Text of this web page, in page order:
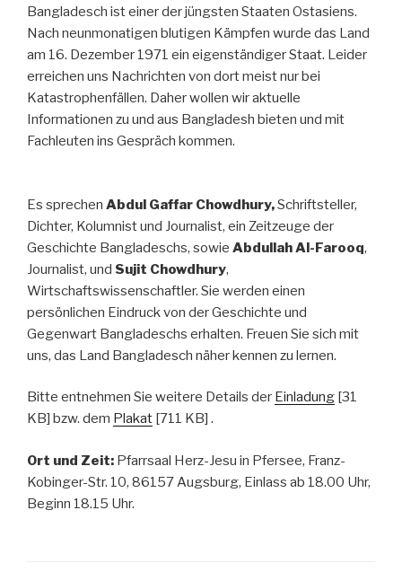
Bangladesch ist einer der jüngsten Staaten Ostasiens.
Nach neunmonatigen blutigen Kämpfen wurde das Land
am 16. Dezember 1971 ein eigenständiger Staat. Leider
erreichen uns Nachrichten von dort meist nur bei
Katastrophenfällen. Daher wollen wir aktuelle
Informationen zu und aus Bangladesh bieten und mit
Fachleuten ins Gespräch kommen.
Es sprechen Abdul Gaffar Chowdhury,Schriftsteller,
Dichter, Kolumnist und Journalist, ein Zeitzeuge der
Geschichte Bangladeschs, sowie Abdullah Al-Farooq,
Journalist, und Sujit Chowdhury,
Wirtschaftswissenschaftler. Sie werden einen
persönlichen Eindruck von der Geschichte und
Gegenwart Bangladeschs erhalten. Freuen Sie sich mit
uns, das Land Bangladesch näher kennen zu lernen.
Bitte entnehmen Sie weitere Details der Einladung [31
KB] bzw. dem Plakat [711 KB] .
Ort und Zeit: Pfarrsaal Herz-Jesu in Pfersee, Franz-
Kobinger-Str. 10, 86157 Augsburg, Einlass ab 18.00 Uhr,
Beginn 18.15 Uhr.